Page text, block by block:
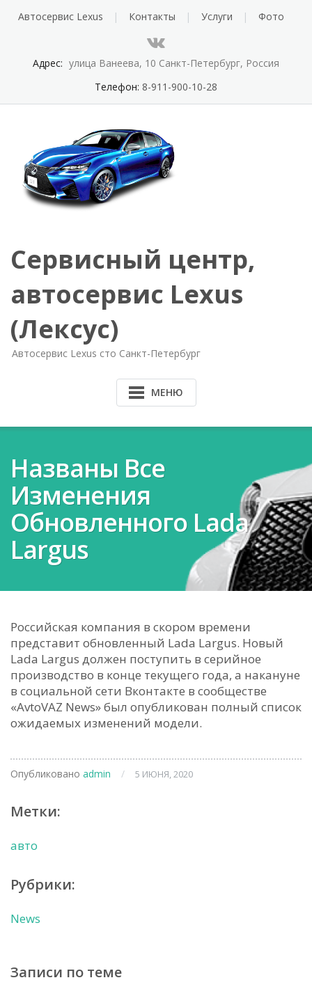
Автосервис Lexus Контакты Услуги Фото
Адрес: улица Ванеева, 10 Санкт-Петербург, Россия
Телефон: 8-911-900-10-28
Сервисный центр,
автосервис Lexus
(Лексус)
Автосервис Lexus сто Санкт-Петербург
МЕНЮ
Названы Все
Изменения
Обновленного Lada
Largus
Российская компания в скором времени
представит обновленный Lada Largus. Новый
Lada Largus должен поступить в серийное
производство в конце текущего года, а накануне
в социальной сети Вконтакте в сообществе
«AvtoVAZ News» был опубликован полный список
ожидаемых изменений модели.
Опубликовано admin / 5 ИЮНЯ, 2020
Метки:
авто
Рубрики:
News
Записи по теме